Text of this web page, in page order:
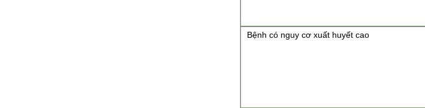
Bệnh có nguy cơ xuất huyết cao